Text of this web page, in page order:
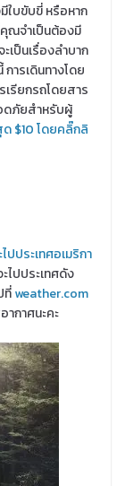
ใบขับขี่ หรือหาก
ณจำเป็นต้องมี
เป็นเรื่องลำบาก
ารเดินทางโดย
เรียกรถโดยสาร
ดภัยสำหรับผู้
$10 โดยคลิ๊กลิ
ประเทศอเมริกา
ไปประเทศดัง
ที่weather.com
ากาศนะคะ